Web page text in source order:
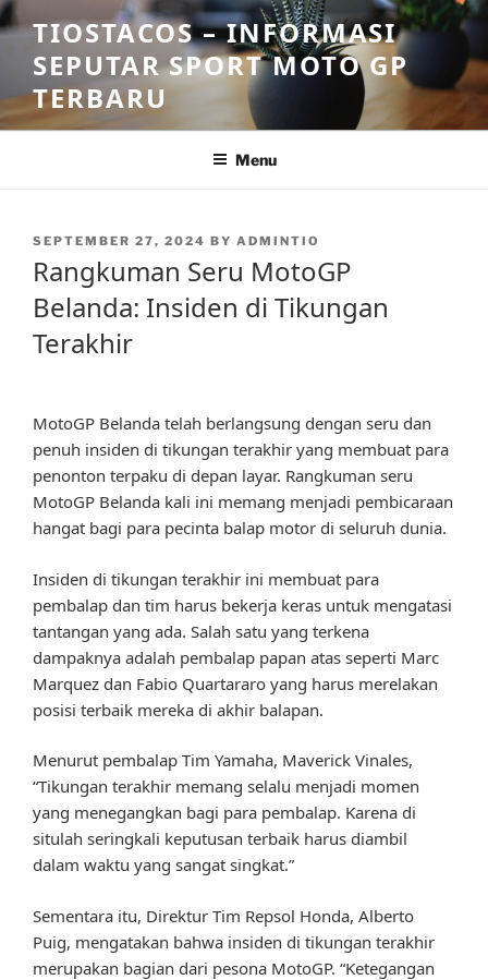
Skip
to
content
TIOSTACOS – INFORMASI
SEPUTAR SPORT MOTO GP
TERBARU
Menu
POSTED
SEPTEMBER 27, 2024 BY ADMINTIO
Rangkuman Seru MotoGP
Belanda: Insiden di Tikungan
Terakhir
MotoGP Belanda telah berlangsung dengan seru dan
penuh insiden di tikungan terakhir yang membuat para
penonton terpaku di depan layar. Rangkuman seru
MotoGP Belanda kali ini memang menjadi pembicaraan
hangat bagi para pecinta balap motor di seluruh dunia.
Insiden di tikungan terakhir ini membuat para
pembalap dan tim harus bekerja keras untuk mengatasi
tantangan yang ada. Salah satu yang terkena
dampaknya adalah pembalap papan atas seperti Marc
Marquez dan Fabio Quartararo yang harus merelakan
posisi terbaik mereka di akhir balapan.
Menurut pembalap Tim Yamaha, Maverick Vinales,
“Tikungan terakhir memang selalu menjadi momen
yang menegangkan bagi para pembalap. Karena di
situlah seringkali keputusan terbaik harus diambil
dalam waktu yang sangat singkat.”
Sementara itu, Direktur Tim Repsol Honda, Alberto
Puig, mengatakan bahwa insiden di tikungan terakhir
merupakan bagian dari pesona MotoGP. “Ketegangan